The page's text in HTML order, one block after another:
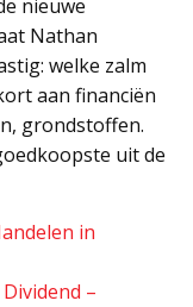
nieuwe
Nathan
welke zalm
aan financiën
grondstoffen.
uit de
in
–